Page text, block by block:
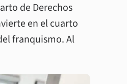
de Derechos
en el cuarto
franquismo. Al